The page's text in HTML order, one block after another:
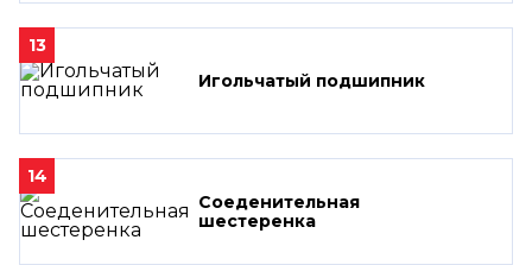
13
Игольчатый подшипник
14
Соеденительная
шестеренка